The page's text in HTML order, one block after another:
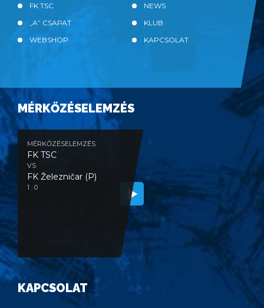
FK TSC
NEWS
„A” CSAPAT
KLUB
WEBSHOP
KAPCSOLAT
MÉRKŐZÉSELEMZÉS
MÉRKŐZÉSELEMZÉS
FK TSC
VS
FK Železničar (P)
1 : 0
KAPCSOLAT